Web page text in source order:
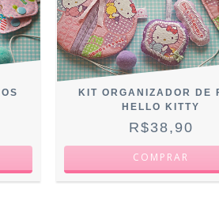
KIT ORGANIZADOR DE
HELLO KITTY
R$38,90